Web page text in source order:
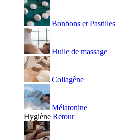
Bonbons et Pastilles
Huile de massage
Collagène
Mélatonine
Hygiène Retour